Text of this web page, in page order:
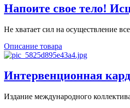
Напоите свое тело!
Не хватает сил на осуществление
Описание товара
Интервенционная
Издание международного